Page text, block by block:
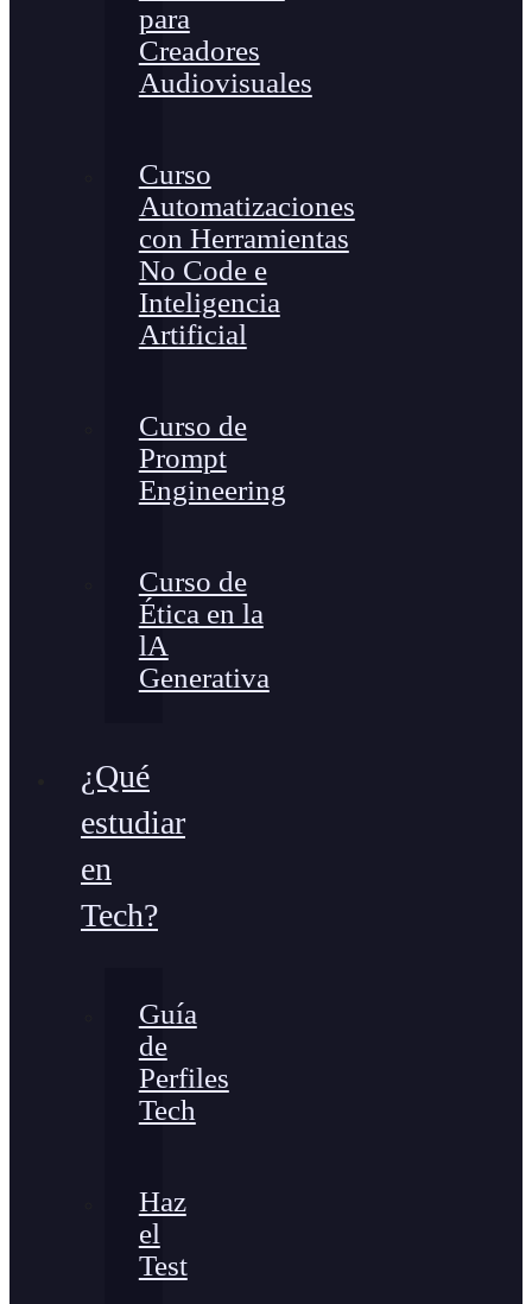
para
Creadores
Audiovisuales
Curso
Automatizaciones
con Herramientas
No Code e
Inteligencia
Artificial
Curso de
Prompt
Engineering
Curso de
Ética en la
lA
Generativa
¿Qué
estudiar
en
Tech?
Guía
de
Perfiles
Tech
Haz
el
Test